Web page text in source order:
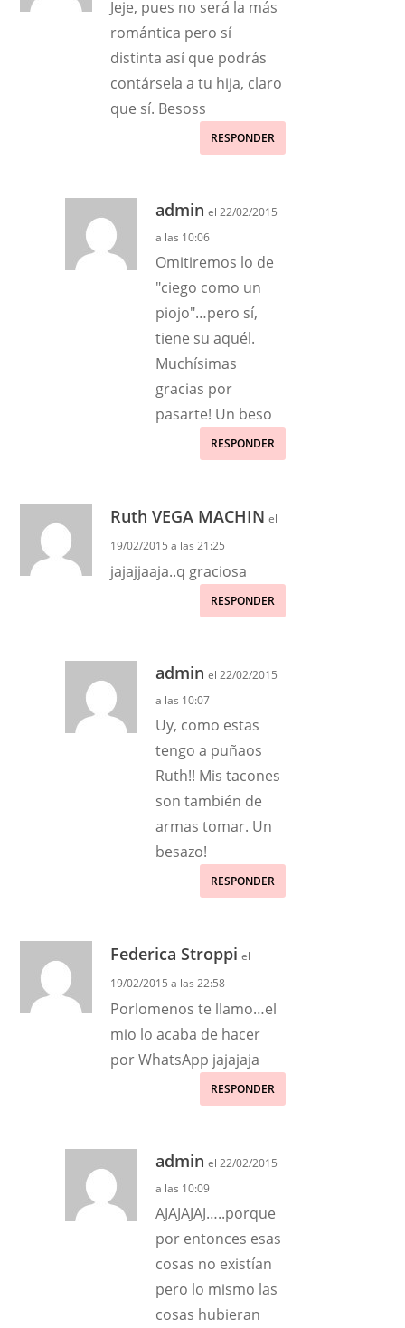
Jeje, pues no será la más
romántica pero sí
distinta así que podrás
contársela a tu hija, claro
que sí. Besoss
RESPONDER
admin el 22/02/2015
a las 10:06
Omitiremos lo de
"ciego como un
piojo"…pero sí,
tiene su aquél.
Muchísimas
gracias por
pasarte! Un beso
RESPONDER
Ruth VEGA MACHIN el
19/02/2015 a las 21:25
jajajjaaja..q graciosa
RESPONDER
admin el 22/02/2015
a las 10:07
Uy, como estas
tengo a puñaos
Ruth!! Mis tacones
son también de
armas tomar. Un
besazo!
RESPONDER
Federica Stroppi el
19/02/2015 a las 22:58
Porlomenos te llamo…el
mio lo acaba de hacer
por WhatsApp jajajaja
RESPONDER
admin el 22/02/2015
a las 10:09
AJAJAJAJ…..porque
por entonces esas
cosas no existían
pero lo mismo las
cosas hubieran